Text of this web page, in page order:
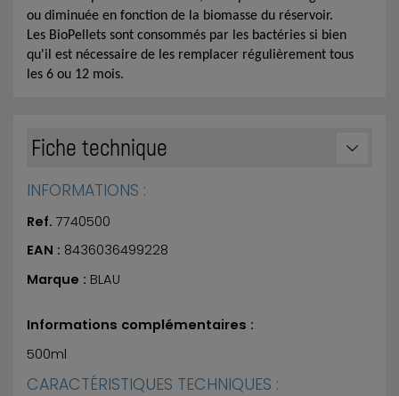
ou diminuée en fonction de la biomasse du réservoir.
Les BioPellets sont consommés par les bactéries si bien
qu'il est nécessaire de les remplacer régulièrement tous
les 6 ou 12 mois.
Fiche technique
INFORMATIONS :
Ref. 7740500
EAN : 8436036499228
Marque : BLAU
Informations complémentaires :
500ml
CARACTÉRISTIQUES TECHNIQUES :